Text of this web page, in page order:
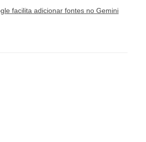
facilita adicionar fontes no Gemini